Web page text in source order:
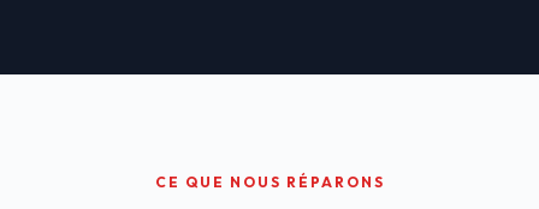
CE QUE NOUS RÉPARONS